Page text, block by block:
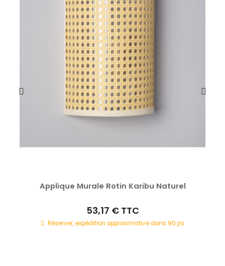
Applique Murale Rotin Karibu Naturel
53,17 € TTC
Réserver, expédition approximative dans 90 jrs